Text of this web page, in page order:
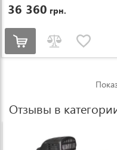
36 360 грн.
Отзывы в